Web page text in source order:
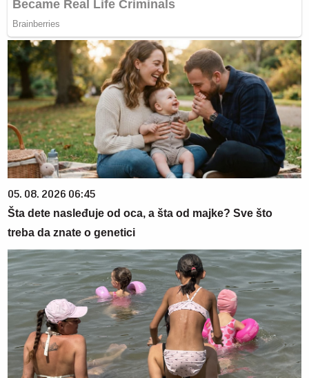
05. 08. 2026 06:45
Šta dete nasleđuje od oca, a šta od majke? Sve što
treba da znate o genetici